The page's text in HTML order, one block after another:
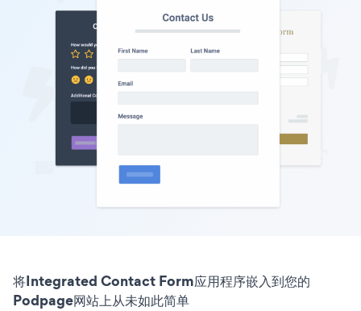
将Integrated Contact Form应用程序嵌入到您的
Podpage网站上从未如此简单